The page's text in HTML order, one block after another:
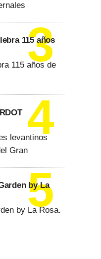
115 años
115 años de
levantinos
Gran
by La
by La Rosa.